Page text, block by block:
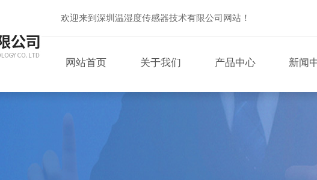
欢迎来到深圳温湿度传感器技术有限公司网站！
网站首页 关于我们 产品中心 新闻